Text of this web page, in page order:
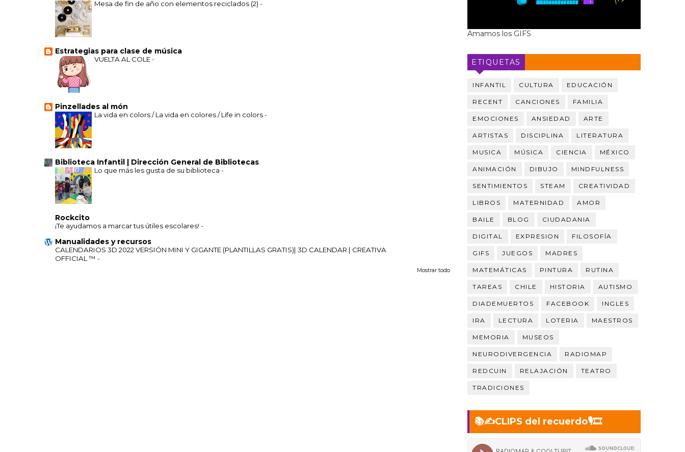
Mesa de fin de año con elementos reciclados (2) -
Estrategias para clase de música
VUELTA AL COLE-
Pinzellades al món
La vida en colors / La vida en colores / Life in colors-
Biblioteca Infantil | Dirección General de Bibliotecas
Lo que más les gusta de su biblioteca -
Rockcito
¡Te ayudamos a marcar tus útiles escolares! -
Manualidades y recursos
CALENDARIOS 3D 2022 VERSIÓN MINI Y GIGANTE (PLANTILLAS GRATIS)| 3D CALENDAR | CREATIVA
OFFICIAL ™ -
Mostrar todo
Amamos los GIFS
ETIQUETAS
INFANTIL CULTURA EDUCACIÓN
RECENT CANCIONES FAMILIA
EMOCIONES ANSIEDAD ARTE
ARTISTAS DISCIPLINA LITERATURA
MUSICA MÚSICA CIENCIA MÉXICO
ANIMACIÓN DIBUJO MINDFULNESS
SENTIMIENTOS STEAM CREATIVIDAD
LIBROS MATERNIDAD AMOR
BAILE BLOG CIUDADANIA
DIGITAL EXPRESION FILOSOFÍA
GIFS JUEGOS MADRES
MATEMÁTICAS PINTURA RUTINA
TAREAS CHILE HISTORIA AUTISMO
DIADEMUERTOS FACEBOOK INGLES
IRA LECTURA LOTERIA MAESTROS
MEMORIA MUSEOS
NEURODIVERGENCIA RADIOMAP
REDCUIN RELAJACIÓN TEATRO
TRADICIONES
📚✍️CLIPS del recuerdo🎙️🎞